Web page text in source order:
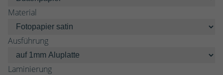
Material
Ausführung
Laminierung